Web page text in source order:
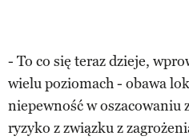
- To co się teraz dzieje,
wielu poziomach - obawa
niepewność w
ryzyko z związku z